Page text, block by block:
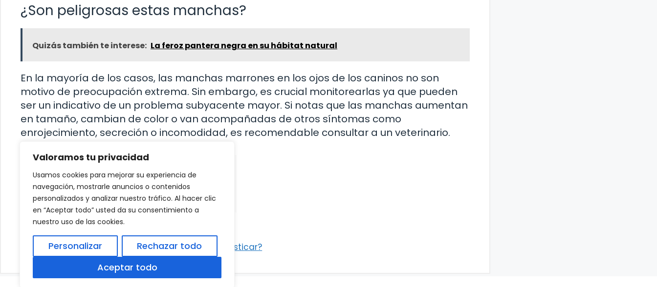
Valoramos tu privacidad
Usamos cookies para mejorar su experiencia de
navegación, mostrarle anuncios o contenidos
personalizados y analizar nuestro tráfico. Al hacer clic
en “Aceptar todo” usted da su consentimiento a
nuestro uso de las cookies.
Personalizar
Rechazar todo
Aceptar todo
¿Son peligrosas estas manchas?
Quizás también te interese: La feroz pantera negra en su hábitat natural
En la mayoría de los casos, las manchas marrones en los ojos de los caninos no son
motivo de preocupación extrema. Sin embargo, es crucial monitorearlas ya que pueden
ser un indicativo de un problema subyacente mayor. Si notas que las manchas aumentan
en tamaño, cambian de color o van acompañadas de otros síntomas como
enrojecimiento, secreción o incomodidad, es recomendable consultar a un veterinario.
Contenidos ocultar
¿Por qué aparecen las manchas marrones?
2 ¿Son peligrosas estas manchas?
Razas pequeñas y resistentes de perros
¿Por qué los perros no trituran la comida al masticar?